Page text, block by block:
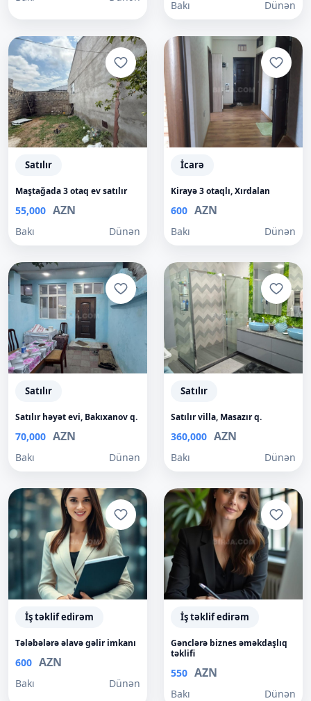
Bakı
Dünən
Satılır
Maştağada 3 otaq ev satılır
55,000 AZN
Bakı Dünən
İcarə
Kirayə 3 otaqlı, Xırdalan
600 AZN
Bakı Dünən
Satılır
Satılır həyət evi, Bakıxanov q.
70,000 AZN
Bakı Dünən
Satılır
Satılır villa, Masazır q.
360,000 AZN
Bakı Dünən
İş təklif edirəm
Tələbələrə əlavə gəlir imkanı
600 AZN
Bakı Dünən
İş təklif edirəm
Gənclərə biznes əməkdaşlıq
təklifi
550 AZN
Bakı Dünən